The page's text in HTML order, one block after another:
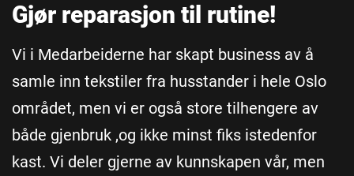
Gjør reparasjon til rutine!
Vi i Medarbeiderne har skapt business av å
samle inn tekstiler fra husstander i hele Oslo
området, men vi er også store tilhengere av
både gjenbruk ,og ikke minst fiks istedenfor
kast. Vi deler gjerne av kunnskapen vår, men